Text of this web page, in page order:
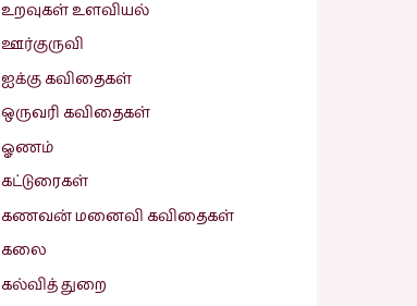
உறவுகள் உளவியல்
ஊர்குருவி
ஐக்கு கவிதைகள்
ஒருவரி கவிதைகள்
ஓணம்
கட்டுரைகள்
கணவன் மனைவி கவிதைகள்
கலை
கல்வித் துறை